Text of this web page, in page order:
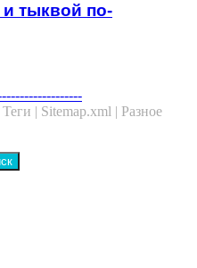
и тыквой по-
Теги | Sitemap.xml | Разное